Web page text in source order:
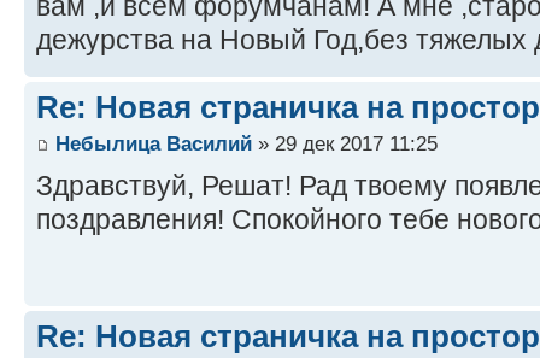
вам ,и всем форумчанам! А мне
дежурства на Новый Год,без тяжелых
Re: Новая страничка на
Небылица Василий » 29 дек 2017 11:25
Здравствуй, Решат! Рад твоему
поздравления! Спокойного тебе
Re: Новая страничка на